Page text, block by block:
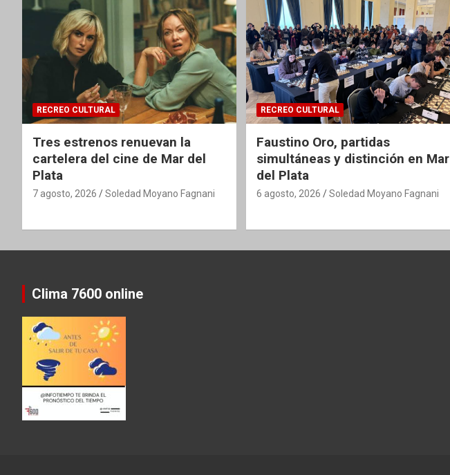
RECREO CULTURAL
Tres estrenos renuevan la
cartelera del cine de Mar del
Plata
7 agosto, 2026 Soledad Moyano Fagnani
RECREO CULTURAL
Faustino Oro, partidas
simultáneas y distinción en Mar
del Plata
6 agosto, 2026 Soledad Moyano Fagnani
Clima 7600 online